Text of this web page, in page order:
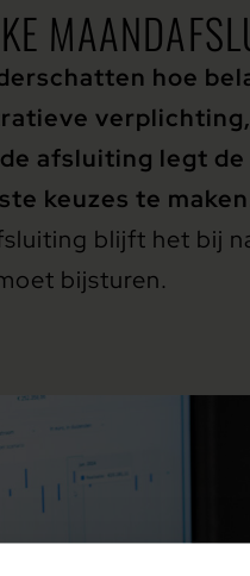
hoe
afsluiting legt
keuzes te
blijft het bij
bijsturen.